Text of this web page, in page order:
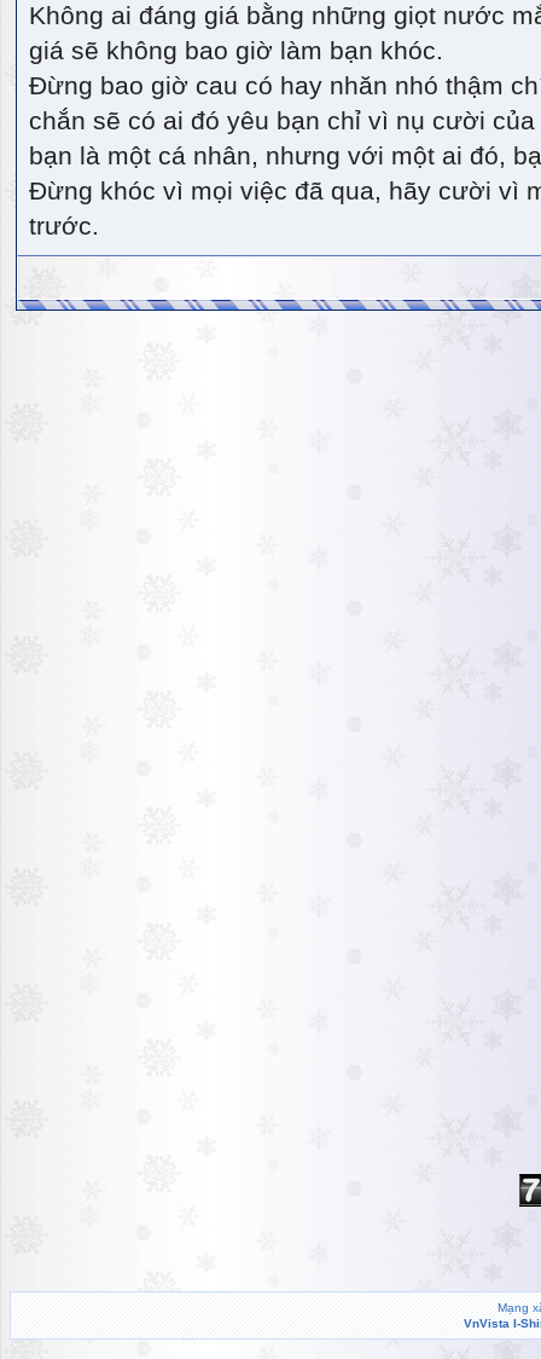
Không ai đáng giá bằng những giọt nước
giá sẽ không bao giờ làm bạn khóc.
Đừng bao giờ cau có hay nhăn nhó thậm
chắn sẽ có ai đó yêu bạn chỉ vì nụ cười
bạn là một cá nhân, nhưng với một ai đó,
Đừng khóc vì mọi việc đã qua, hãy cười vì
trước.
Mạng
VnVista I-